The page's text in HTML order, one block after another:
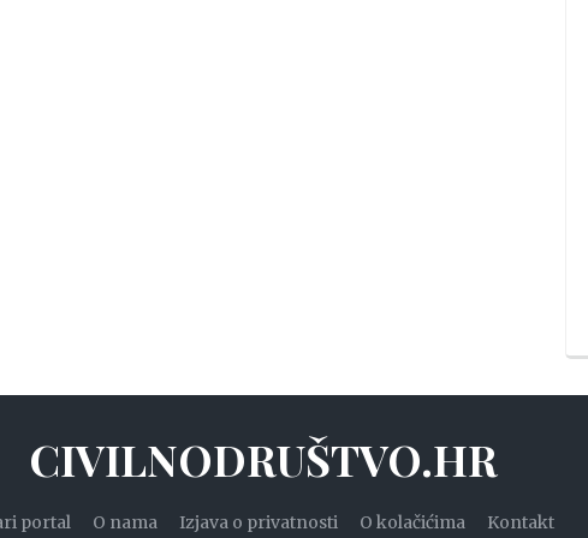
CIVILNODRUŠTVO.HR
portal O nama Izjava o privatnosti O kolačićima Kontakt